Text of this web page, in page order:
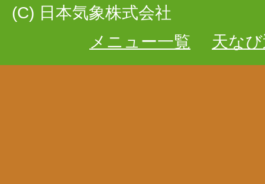
(C) 日本気象株式会社
メニュー一覧
天な